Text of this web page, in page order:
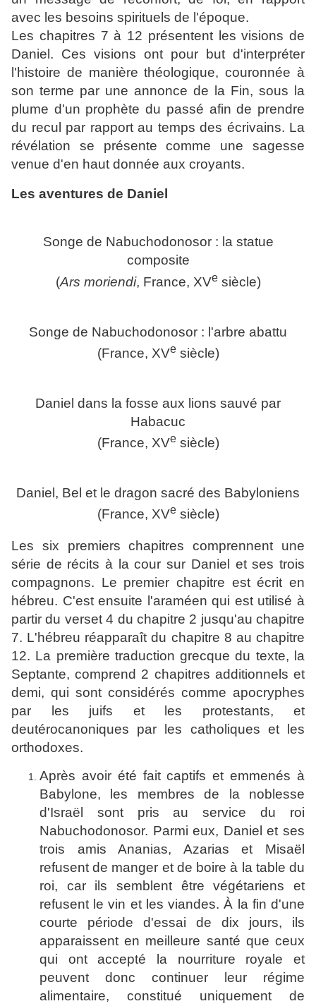
avec les besoins spirituels de l'époque.
Les chapitres 7 à 12 présentent les visions de
Daniel. Ces visions ont pour but d'interpréter
l'histoire de manière théologique, couronnée à
son terme par une annonce de la Fin, sous la
plume d'un prophète du passé afin de prendre
du recul par rapport au temps des écrivains. La
révélation se présente comme une sagesse
venue d'en haut donnée aux croyants.
Les aventures de Daniel
Songe de Nabuchodonosor : la statue
composite
(Ars moriendi, France, XVesiècle)
Songe de Nabuchodonosor : l'arbre abattu
(France, XVesiècle)
Daniel dans la fosse aux lions sauvé par
Habacuc
(France, XVesiècle)
Daniel, Bel et le dragon sacré des Babyloniens
(France, XVesiècle)
Les six premiers chapitres comprennent une
série de récits à la cour sur Daniel et ses trois
compagnons. Le premier chapitre est écrit en
hébreu. C'est ensuite l'araméen qui est utilisé à
partir du verset 4 du chapitre 2 jusqu'au chapitre
7. L'hébreu réapparaît du chapitre 8 au chapitre
12. La première traduction grecque du texte, la
Septante, comprend 2 chapitres additionnels et
demi, qui sont considérés comme apocryphes
par les juifs et les protestants, et
deutérocanoniques par les catholiques et les
orthodoxes.
Après avoir été fait captifs et emmenés à
Babylone, les membres de la noblesse
d'Israël sont pris au service du roi
Nabuchodonosor. Parmi eux, Daniel et ses
trois amis Ananias, Azarias et Misaël
refusent de manger et de boire à la table du
roi, car ils semblent être végétariens et
refusent le vin et les viandes. À la fin d'une
courte période d'essai de dix jours, ils
apparaissent en meilleure santé que ceux
qui ont accepté la nourriture royale et
peuvent donc continuer leur régime
alimentaire, constitué uniquement de